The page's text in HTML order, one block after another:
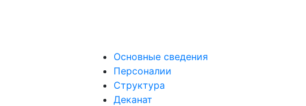
Основные сведения
Персоналии
Структура
Деканат